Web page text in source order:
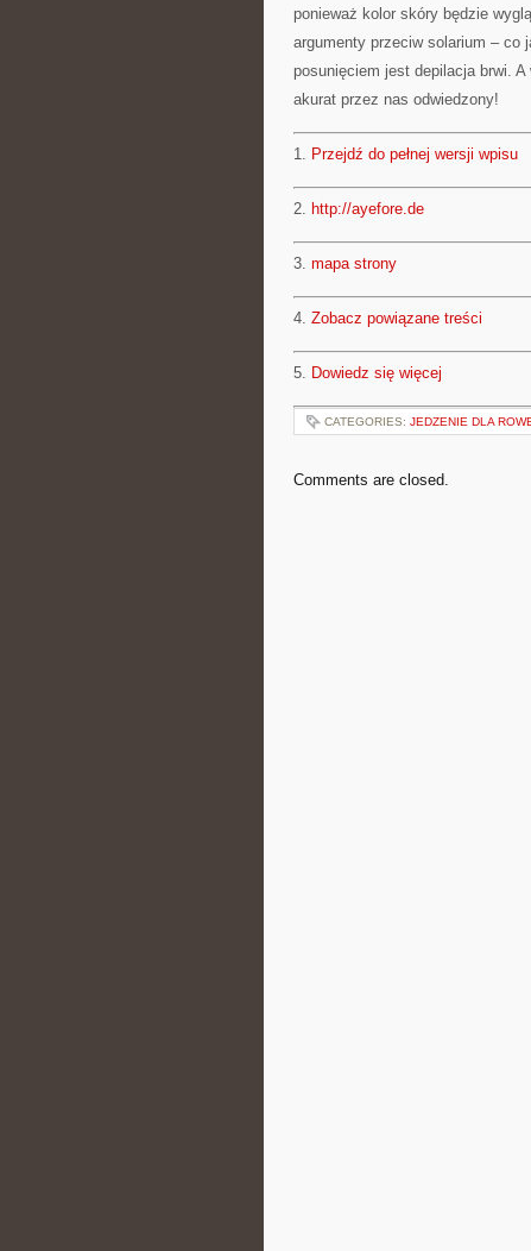
ponieważ kolor skóry będzie
argumenty przeciw solarium – co
posunięciem jest depilacja brwi.
akurat przez nas odwiedzony!
1. Przejdź do pełnej wersji wpisu
2. http://ayefore.de
3. mapa strony
4. Zobacz powiązane treści
5. Dowiedz się więcej
CATEGORIES: JEDZENIE DLA
Comments are closed.